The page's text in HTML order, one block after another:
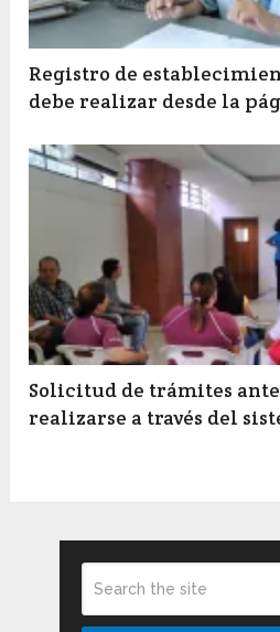
Registro de
debe realizar desde la
Solicitud de trámites ante
realizarse a través del